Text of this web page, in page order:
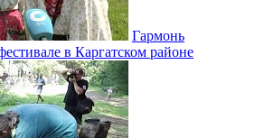
Гармонь
в Каргатском районе